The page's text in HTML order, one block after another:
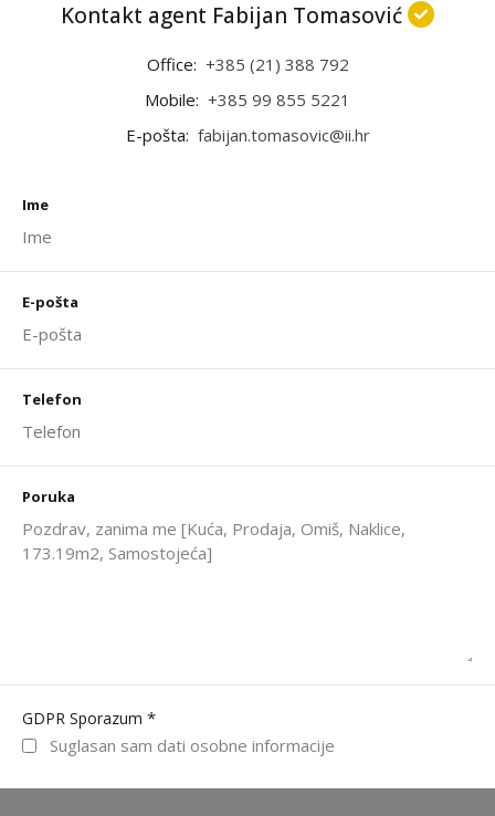
Kontakt agent Fabijan Tomasović
Office: +385 (21) 388 792
Mobile: +385 99 855 5221
E-pošta: fabijan.tomasovic@ii.hr
Ime
E-pošta
Telefon
Poruka
GDPR Sporazum *
Suglasan sam dati osobne informacije